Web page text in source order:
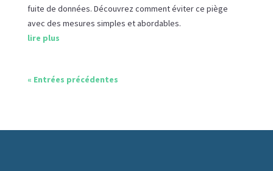
fuite de données. Découvrez comment éviter ce piège
avec des mesures simples et abordables.
lire plus
« Entrées précédentes